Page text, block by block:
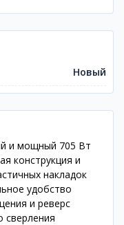
Новый
и мощный 705 Вт
конструкция и
накладок
удобство
и реверс
сверления